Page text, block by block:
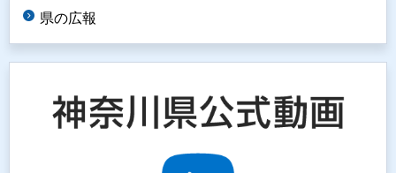
県の広報